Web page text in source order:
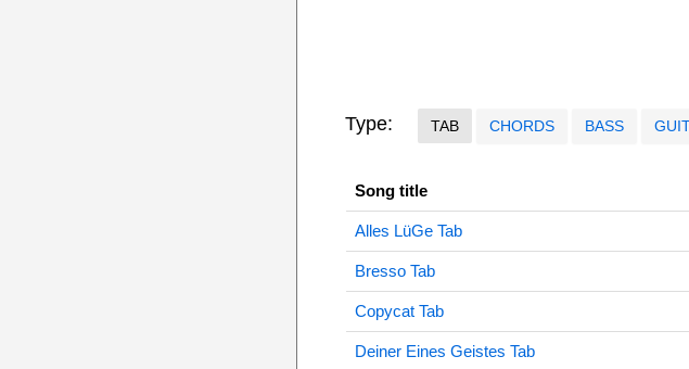
Type: TAB CHORDS BASS
Song title
Alles LüGe Tab
Bresso Tab
Copycat Tab
Deiner Eines Geistes Tab